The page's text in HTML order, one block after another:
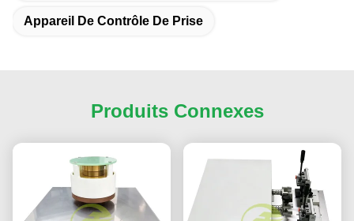
Appareil De Contrôle De Prise
Produits Connexes